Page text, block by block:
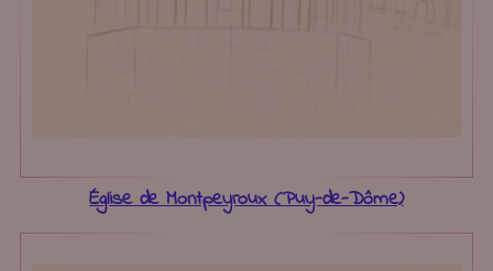
Église de Montpeyroux (Puy-de-Dôme)